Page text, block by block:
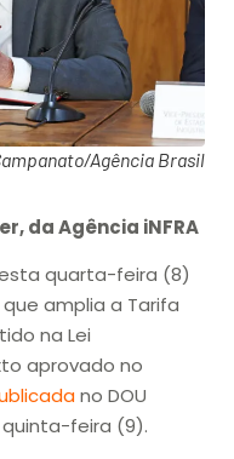
Agência Brasil
da Agência iNFRA
quarta-feira (8)
que amplia a Tarifa
na Lei
aprovado no
no DOU
feira (9).